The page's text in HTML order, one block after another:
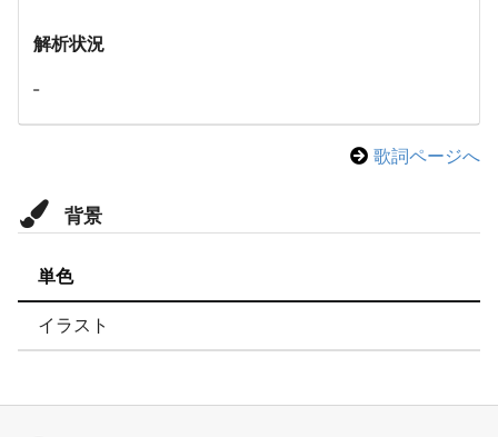
解析状況
-
歌詞ページへ
背景
単色
イラスト